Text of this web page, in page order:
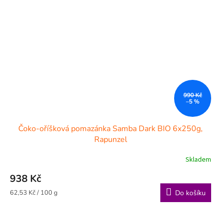
990 Kč
–5 %
Čoko-oříšková pomazánka Samba Dark BIO 6x250g,
Rapunzel
Skladem
938 Kč
Měrná
62,53 Kč / 100 g Do košíku